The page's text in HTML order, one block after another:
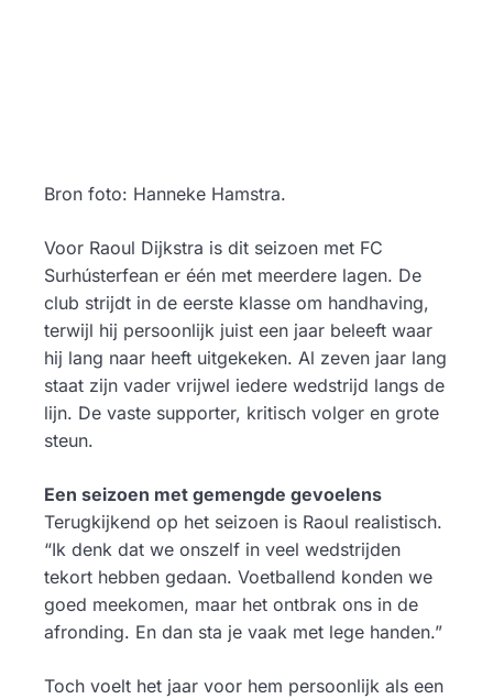
Bron foto: Hanneke Hamstra.
Voor Raoul Dijkstra is dit seizoen met FC
Surhústerfean er één met meerdere lagen. De
club strijdt in de eerste klasse om handhaving,
terwijl hij persoonlijk juist een jaar beleeft waar
hij lang naar heeft uitgekeken. Al zeven jaar lang
staat zijn vader vrijwel iedere wedstrijd langs de
lijn. De vaste supporter, kritisch volger en grote
steun.
Een seizoen met gemengde gevoelens
Terugkijkend op het seizoen is Raoul realistisch.
“Ik denk dat we onszelf in veel wedstrijden
tekort hebben gedaan. Voetballend konden we
goed meekomen, maar het ontbrak ons in de
afronding. En dan sta je vaak met lege handen.”
Toch voelt het jaar voor hem persoonlijk als een